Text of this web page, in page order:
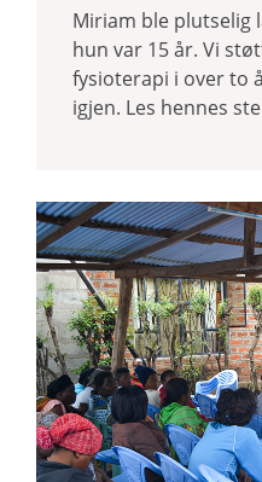
Miriam ble plutselig
hun var 15 år. Vi
fysioterapi i over to
igjen. Les hennes